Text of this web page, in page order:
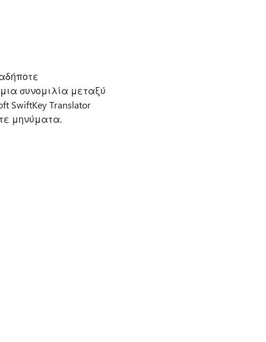
συνομιλία μεταξύ
SwiftKey Translator
μηνύματα.